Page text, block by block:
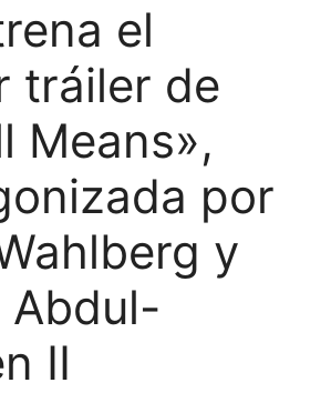
el
tráiler de
Means»,
por
y
Abdul-
II